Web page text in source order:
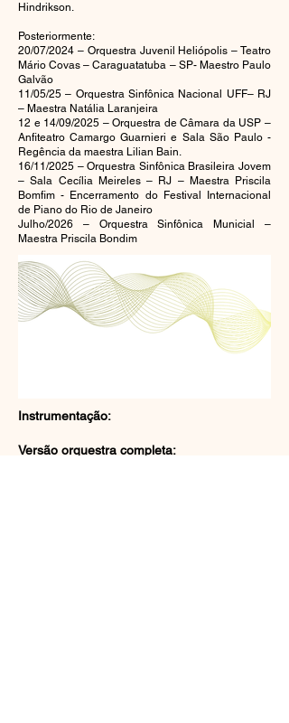
Hindrikson.
Posteriormente:
20/07/2024 – Orquestra Juvenil Heliópolis – Teatro
Mário Covas – Caraguatatuba – SP- Maestro Paulo
Galvão
11/05/25 – Orquestra Sinfônica Nacional UFF– RJ
– Maestra Natália Laranjeira
12 e 14/09/2025 – Orquestra de Câmara da USP –
Anfiteatro Camargo Guarnieri e Sala São Paulo -
Regência da maestra Lilian Bain.
16/11/2025 – Orquestra Sinfônica Brasileira Jovem
– Sala Cecília Meireles – RJ – Maestra Priscila
Bomfim - Encerramento do Festival Internacional
de Piano do Rio de Janeiro
Julho/2026 – Orquestra Sinfônica Municial –
Maestra Priscila Bondim
Instrumentação:
Versão orquestra completa: